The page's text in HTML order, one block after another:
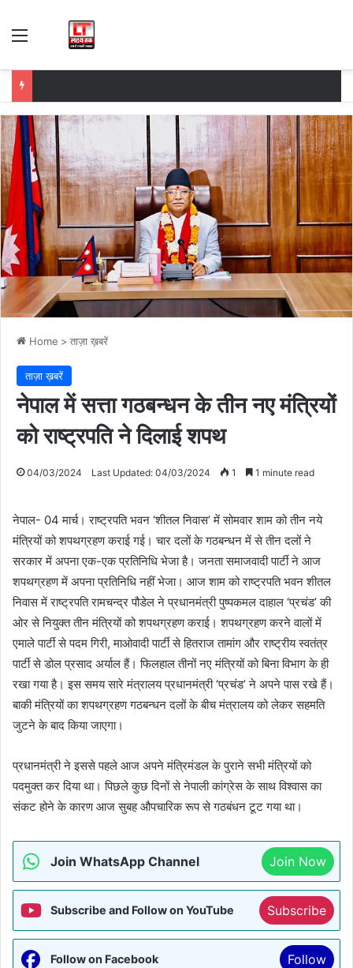
Menu
Home > ताज़ा ख़बरें
ताज़ा ख़बरें
नेपाल में सत्ता गठबन्धन के तीन नए मंत्रियों
को राष्ट्रपति ने दिलाई शपथ
04/03/2024 Last Updated: 04/03/2024 1 1 minute read
नेपाल- 04 मार्च। राष्ट्रपति भवन ‘शीतल निवास’ में सोमवार शाम को तीन नये
मंत्रियों को शपथग्रहण कराई गई। चार दलों के गठबन्धन में से तीन दलों ने
सरकार में अपना एक-एक प्रतिनिधि भेजा है। जनता समाजवादी पार्टी ने आज
शपथग्रहण में अपना प्रतिनिधि नहीं भेजा। आज शाम को राष्ट्रपति भवन शीतल
निवास में राष्ट्रपति रामचन्द्र पौडेल ने प्रधानमंत्री पुष्पकमल दाहाल ‘प्रचंड’ की
ओर से नियुक्त तीन मंत्रियों को शपथग्रहण कराई। शपथग्रहण करने वालों में
एमाले पार्टी से पदम गिरी, माओवादी पार्टी से हितराज तामांग और राष्ट्रीय स्वतंत्र
पार्टी से डोल प्रसाद अर्याल हैं। फिलहाल तीनों नए मंत्रियों को बिना विभाग के ही
रखा गया है। इस समय सारे मंत्रालय प्रधानमंत्री ‘प्रचंड’ ने अपने पास रखे हैं।
बाकी मंत्रियों का शपथग्रहण गठबन्धन दलों के बीच मंत्रालय को लेकर सहमति
जुटने के बाद किया जाएगा।
प्रधानमंत्री ने इससे पहले आज अपने मंत्रिमंडल के पुराने सभी मंत्रियों को
पदमुक्त कर दिया था। पिछले कुछ दिनों से नेपाली कांग्रेस के साथ विश्वास का
संकट होने के कारण आज सुबह औपचारिक रूप से गठबंधन टूट गया था।
Join WhatsApp Channel Join Now
Subscribe and Follow on YouTube Subscribe
Follow on Facebook Follow